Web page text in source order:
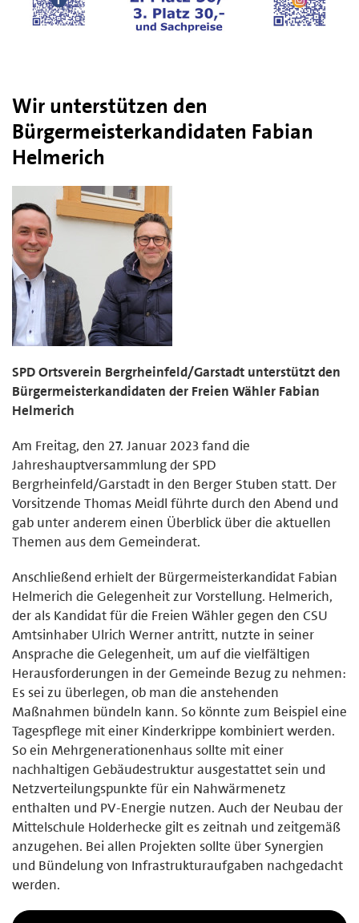
Wir unterstützen den
Bürgermeisterkandidaten Fabian
Helmerich
SPD Ortsverein Bergrheinfeld/Garstadt unterstützt den
Bürgermeisterkandidaten der Freien Wähler Fabian
Helmerich
Am Freitag, den 27. Januar 2023 fand die
Jahreshauptversammlung der SPD
Bergrheinfeld/Garstadt in den Berger Stuben statt. Der
Vorsitzende Thomas Meidl führte durch den Abend und
gab unter anderem einen Überblick über die aktuellen
Themen aus dem Gemeinderat.
Anschließend erhielt der Bürgermeisterkandidat Fabian
Helmerich die Gelegenheit zur Vorstellung. Helmerich,
der als Kandidat für die Freien Wähler gegen den CSU
Amtsinhaber Ulrich Werner antritt, nutzte in seiner
Ansprache die Gelegenheit, um auf die vielfältigen
Herausforderungen in der Gemeinde Bezug zu nehmen:
Es sei zu überlegen, ob man die anstehenden
Maßnahmen bündeln kann. So könnte zum Beispiel eine
Tagespflege mit einer Kinderkrippe kombiniert werden.
So ein Mehrgenerationenhaus sollte mit einer
nachhaltigen Gebäudestruktur ausgestattet sein und
Netzverteilungspunkte für ein Nahwärmenetz
enthalten und PV-Energie nutzen. Auch der Neubau der
Mittelschule Holderhecke gilt es zeitnah und zeitgemäß
anzugehen. Bei allen Projekten sollte über Synergien
und Bündelung von Infrastrukturaufgaben nachgedacht
werden.